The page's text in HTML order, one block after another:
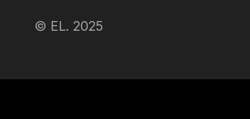
© EL. 2025